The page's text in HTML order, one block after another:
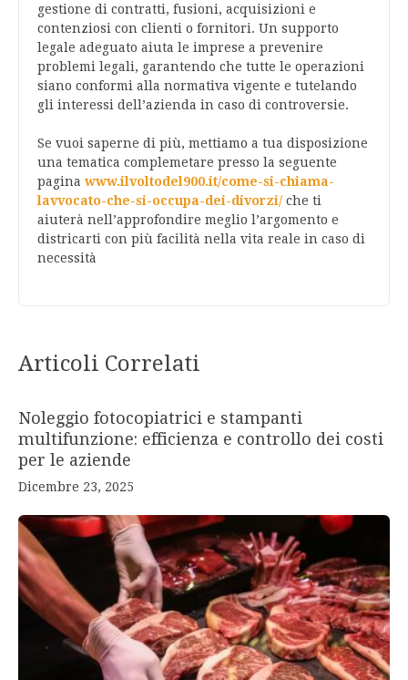
gestione di contratti, fusioni, acquisizioni e
contenziosi con clienti o fornitori. Un supporto
legale adeguato aiuta le imprese a prevenire
problemi legali, garantendo che tutte le operazioni
siano conformi alla normativa vigente e tutelando
gli interessi dell’azienda in caso di controversie.
Se vuoi saperne di più, mettiamo a tua disposizione
una tematica complemetare presso la seguente
pagina www.ilvoltodel900.it/come-si-chiama-
lavvocato-che-si-occupa-dei-divorzi/ che ti
aiuterà nell’approfondire meglio l’argomento e
districarti con più facilità nella vita reale in caso di
necessità
Articoli Correlati
Noleggio fotocopiatrici e stampanti
multifunzione: efficienza e controllo dei costi
per le aziende
Dicembre 23, 2025